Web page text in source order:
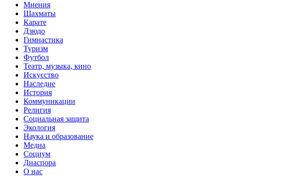
Мнения
Шахматы
Карате
Дзюдо
Гимнастика
Туризм
Футбол
Театр, музыка, кино
Искусство
Наследие
История
Коммуникации
Религия
Социальная защита
Экология
Наука и образование
Медиа
Социум
Диаспора
О нас